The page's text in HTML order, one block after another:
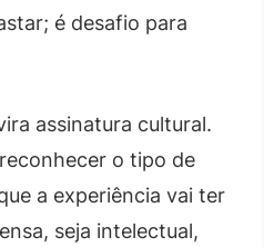
é desafio para
assinatura cultural.
o tipo de
a experiência vai ter
seja intelectual,